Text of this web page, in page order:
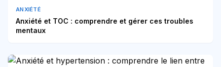
ANXIÉTÉ
Anxiété et TOC : comprendre et gérer ces troubles
mentaux